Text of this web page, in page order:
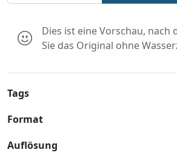
Dies ist eine Vorschau, nach
Sie das Original ohne
Tags
Format
Auflösung